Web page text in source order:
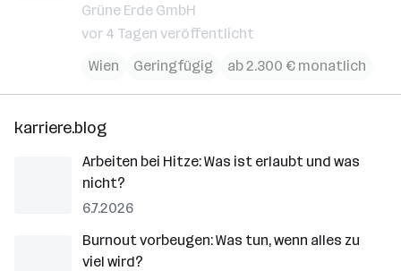
Grüne Erde GmbH
vor 4 Tagen veröffentlicht
Wien
Geringfügig ab 2.300 € monatlich
karriere.blog
Arbeiten bei Hitze: Was ist erlaubt und was
nicht?
6.7.2026
Burnout vorbeugen: Was tun, wenn alles zu
viel wird?